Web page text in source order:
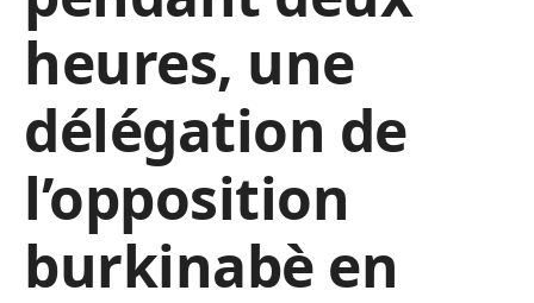
heures, une
délégation de
l’opposition
burkinabè en